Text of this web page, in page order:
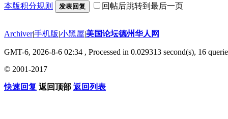
本版积分规则 发表回复 回帖后跳转到最后一页
Archiver|手机版|小黑屋|美国论坛德州华人网
GMT-6, 2026-8-6 02:34 , Processed in 0.029313 second(s), 16
© 2001-2017
快速回复 返回顶部 返回列表